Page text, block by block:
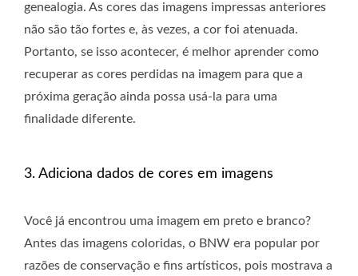
genealogia. As cores das imagens impressas anteriores
não são tão fortes e, às vezes, a cor foi atenuada.
Portanto, se isso acontecer, é melhor aprender como
recuperar as cores perdidas na imagem para que a
próxima geração ainda possa usá-la para uma
finalidade diferente.
3. Adiciona dados de cores em imagens
Você já encontrou uma imagem em preto e branco?
Antes das imagens coloridas, o BNW era popular por
razões de conservação e fins artísticos, pois mostrava a